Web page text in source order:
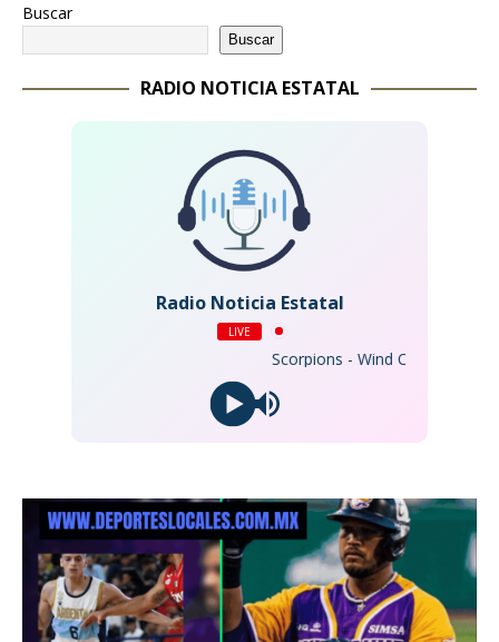
Buscar
Buscar
RADIO NOTICIA ESTATAL
Radio Noticia Estatal
LIVE
Scorpions - Wind Of Change